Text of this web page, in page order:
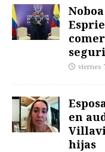
viernes
en
hijas